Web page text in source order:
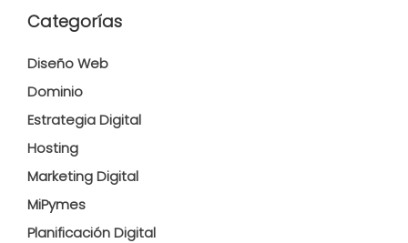
Categorías
Diseño Web
Dominio
Estrategia Digital
Hosting
Marketing Digital
MiPymes
Planificación Digital